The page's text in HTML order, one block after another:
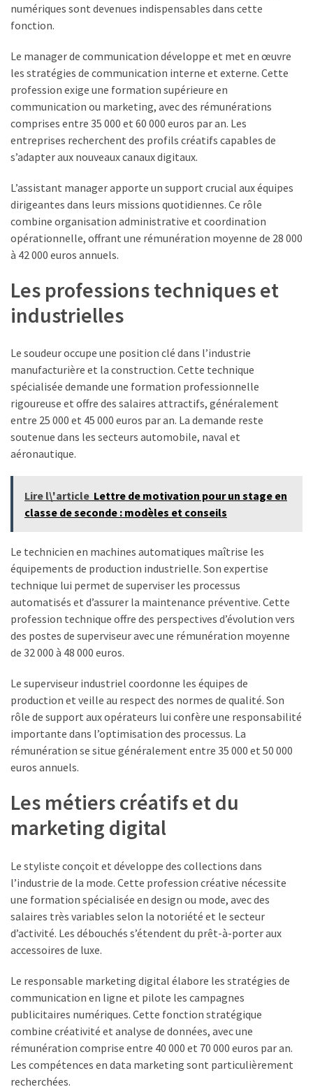
Travail
domicile
en
emballage
mise
sous
pli
offres
légitimes
ou
arnaques
MOST
USED
Métiers
(54)
Ressources
humaines
(24)
Uncategorized
(7)
Entreprises
numériques sont devenues indispensables dans cette
fonction.
Le manager de communication développe et met en œuvre
les stratégies de communication interne et externe. Cette
profession exige une formation supérieure en
communication ou marketing, avec des rémunérations
comprises entre 35 000 et 60 000 euros par an. Les
entreprises recherchent des profils créatifs capables de
s’adapter aux nouveaux canaux digitaux.
L’assistant manager apporte un support crucial aux équipes
dirigeantes dans leurs missions quotidiennes. Ce rôle
combine organisation administrative et coordination
opérationnelle, offrant une rémunération moyenne de 28 000
à 42 000 euros annuels.
Les professions techniques et
industrielles
Le soudeur occupe une position clé dans l’industrie
manufacturière et la construction. Cette technique
spécialisée demande une formation professionnelle
rigoureuse et offre des salaires attractifs, généralement
entre 25 000 et 45 000 euros par an. La demande reste
soutenue dans les secteurs automobile, naval et
aéronautique.
Lire l\'article Lettre de motivation pour un stage en
classe de seconde : modèles et conseils
Le technicien en machines automatiques maîtrise les
équipements de production industrielle. Son expertise
technique lui permet de superviser les processus
automatisés et d’assurer la maintenance préventive. Cette
profession technique offre des perspectives d’évolution vers
des postes de superviseur avec une rémunération moyenne
de 32 000 à 48 000 euros.
Le superviseur industriel coordonne les équipes de
production et veille au respect des normes de qualité. Son
rôle de support aux opérateurs lui confère une responsabilité
importante dans l’optimisation des processus. La
rémunération se situe généralement entre 35 000 et 50 000
euros annuels.
Les métiers créatifs et du
marketing digital
Le styliste conçoit et développe des collections dans
l’industrie de la mode. Cette profession créative nécessite
une formation spécialisée en design ou mode, avec des
salaires très variables selon la notoriété et le secteur
d’activité. Les débouchés s’étendent du prêt-à-porter aux
accessoires de luxe.
Le responsable marketing digital élabore les stratégies de
communication en ligne et pilote les campagnes
publicitaires numériques. Cette fonction stratégique
combine créativité et analyse de données, avec une
rémunération comprise entre 40 000 et 70 000 euros par an.
Les compétences en data marketing sont particulièrement
recherchées.